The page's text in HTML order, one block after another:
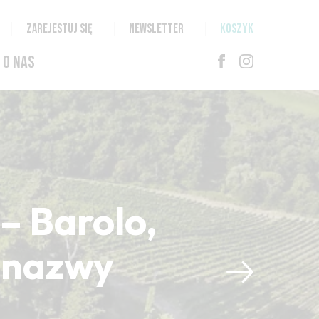
ZAREJESTUJ SIĘ NEWSLETTER KOSZYK
O NAS
Barolo,